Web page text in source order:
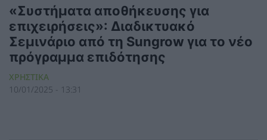
«Συστήματα αποθήκευσης για
επιχειρήσεις»: Διαδικτυακό
Σεμινάριο από τη Sungrow για το νέο
πρόγραμμα επιδότησης
ΧΡΗΣΤΙΚΑ
10/01/2025 - 13:31